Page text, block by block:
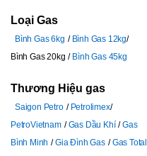
Loại Gas
Bình Gas 6kg
Bình Gas 12kg
Bình Gas 20kg
Bình Gas 45kg
Thương Hiệu gas
Saigon Petro
Petrolimex
PetroVietnam
Gas Dầu Khí
Gas
Bình Minh
Gia Đình Gas
Gas Total